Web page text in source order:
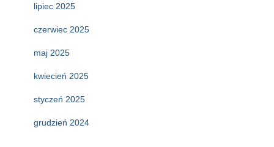
lipiec 2025
czerwiec 2025
maj 2025
kwiecień 2025
styczeń 2025
grudzień 2024